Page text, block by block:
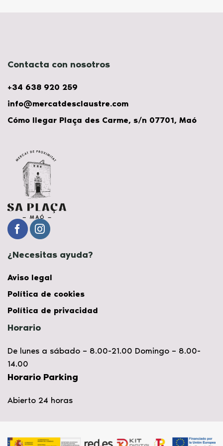
Contacta con nosotros
+34 638 920 259
info@mercatdesclaustre.com
Cómo llegar Plaça des Carme, s/n 07701, Maó
¿Necesitas ayuda?
Aviso legal
Política de cookies
Política de privacidad
Horario
De lunes a sábado – 8.00-21.00 Domingo – 8.00-
14.00
Horario Parking
Abierto 24 horas